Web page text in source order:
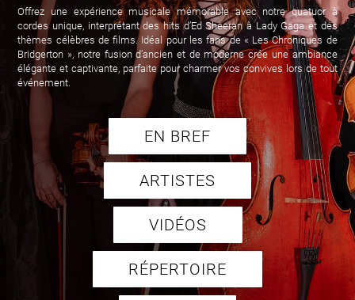
Offrez une expérience musicale mémorable avec notre quatuor à
cordes unique, interprétant des hits d’Ed Sheeran à Lady Gaga et des
thèmes célèbres de films. Idéal pour les fans de « Les Chroniques de
Bridgerton », notre fusion d’ancien et de moderne crée une ambiance
élégante et captivante, parfaite pour charmer vos convives lors de tout
événement.
EN BREF
ARTISTES
VIDÉOS
RÉPERTOIRE